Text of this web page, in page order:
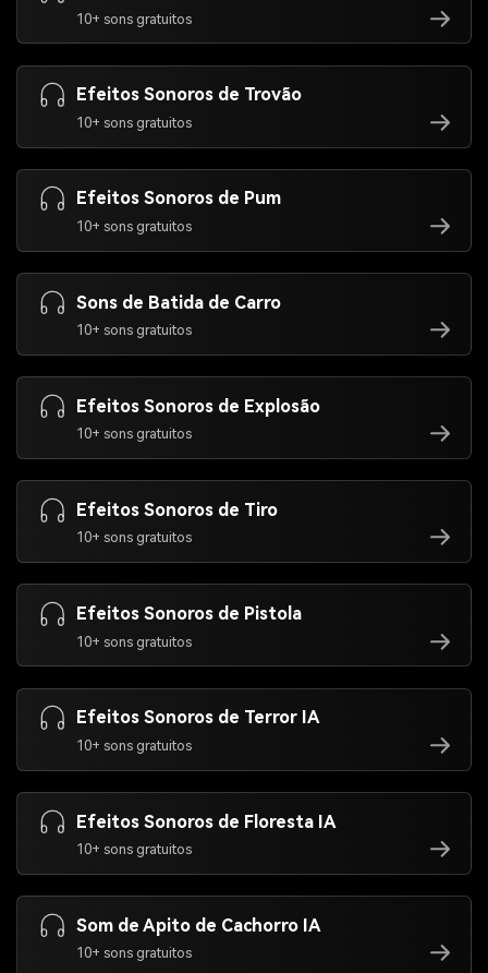
10+ sons gratuitos
Efeitos Sonoros de Trovão
10+ sons gratuitos
Efeitos Sonoros de Pum
10+ sons gratuitos
Sons de Batida de Carro
10+ sons gratuitos
Efeitos Sonoros de Explosão
10+ sons gratuitos
Efeitos Sonoros de Tiro
10+ sons gratuitos
Efeitos Sonoros de Pistola
10+ sons gratuitos
Efeitos Sonoros de Terror IA
10+ sons gratuitos
Efeitos Sonoros de Floresta IA
10+ sons gratuitos
Som de Apito de Cachorro IA
10+ sons gratuitos